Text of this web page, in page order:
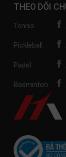
THEO DÕI
Tennis
Pickleball
Padel
Badminton